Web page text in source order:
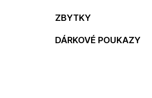
ZBYTKY
DÁRKOVÉ POUKAZY